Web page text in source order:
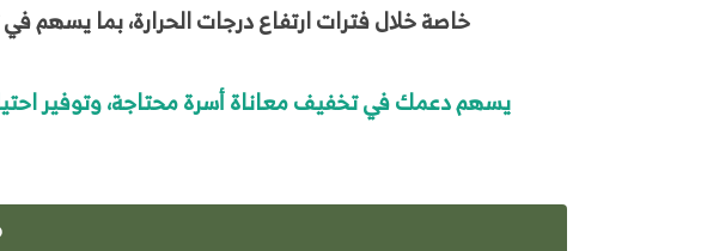
خاصة خلال فترات ارتفاع درجات الحرارة، بما يسهم في
يسهم دعمك في تخفيف معاناة أسرة محتاجة، وتوفير